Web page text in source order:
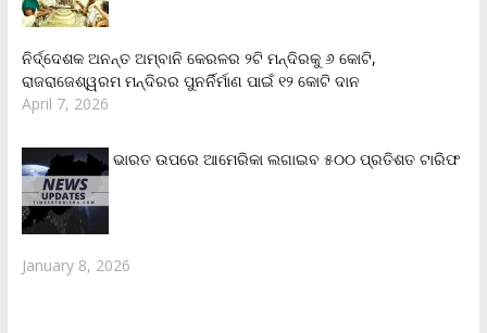
ନିର୍ଦ୍ଦେଶକ ଅନନ୍ତ ଅମ୍ବାନି କେରଳର ୨ଟି ମନ୍ଦିରକୁ ୬ କୋଟି,
ରାଜରାଜେଶ୍ୱରମ ମନ୍ଦିରର ପୁନର୍ନିର୍ମାଣ ପାଇଁ ୧୨ କୋଟି ଦାନ
April 7, 2026
ଭାରତ ଉପରେ ଆମେରିକା ଲଗାଇବ ୫୦୦ ପ୍ରତିଶତ ଟାରିଫ
January 8, 2026